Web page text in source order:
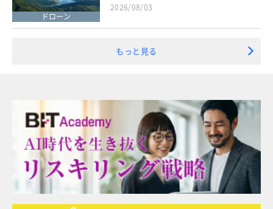
ドローン
2026/08/03
もっと見る